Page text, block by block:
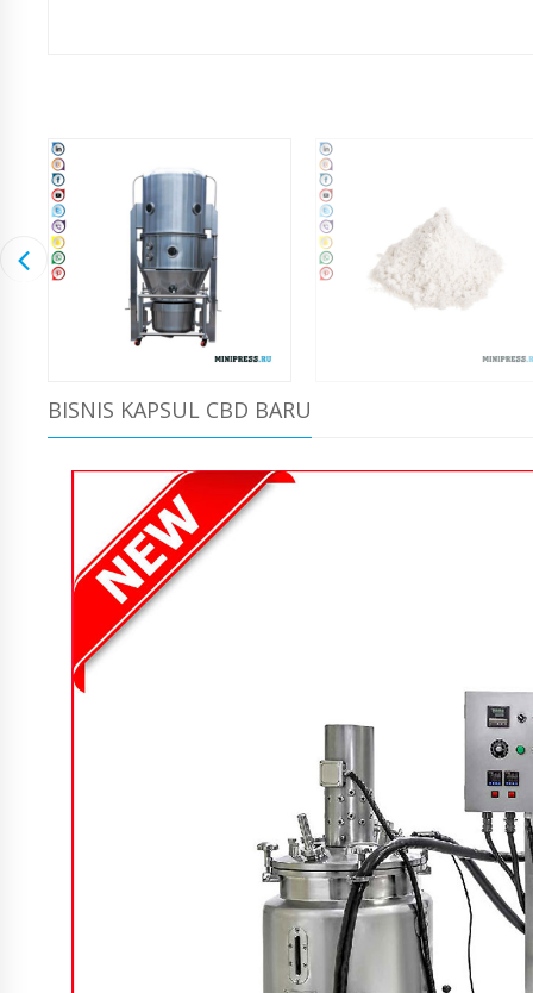
BISNIS KAPSUL CBD BARU